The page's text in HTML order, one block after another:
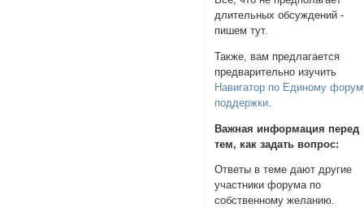
длительных обсуждений -
пишем тут.
Также, вам предлагается
предварительно изучить
Навигатор по Единому
поддержки
Важная информация перед
тем, как задать вопрос:
Ответы в теме дают другие
участники форума по
собственному желанию.